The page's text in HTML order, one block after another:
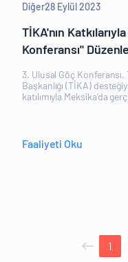
Diğer28 Eylül 2023
TİKA'nın
Konferansı"
3. Ulusal Göç
Başkanlığı (TİKA)
katılımıyla Meksika’da
Faaliyeti Oku
1